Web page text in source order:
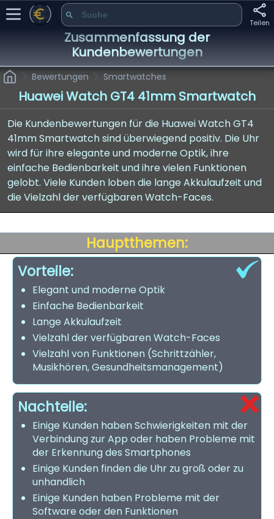
Teilen
Zusammenfassung der
Kundenbewertungen
Bewertungen Smartwatches
Huawei Watch GT4 41mm Smartwatch
Die Kundenbewertungen für die Huawei Watch GT4
41mm Smartwatch sind überwiegend positiv. Die Uhr
wird für ihre elegante und moderne Optik, ihre
einfache Bedienbarkeit und ihre vielen Funktionen
gelobt. Viele Kunden loben die lange Akkulaufzeit und
die Vielzahl der verfügbaren Watch-Faces.
Hauptthemen:
Vorteile:
Elegant und moderne Optik
Einfache Bedienbarkeit
Lange Akkulaufzeit
Vielzahl der verfügbaren Watch-Faces
Vielzahl von Funktionen (Schrittzähler,
Musikhören, Gesundheitsmanagement)
Nachteile:
Einige Kunden haben Schwierigkeiten mit der
Verbindung zur App oder haben Probleme mit
der Erkennung des Smartphones
Einige Kunden finden die Uhr zu groß oder zu
unhandlich
Einige Kunden haben Probleme mit der
Software oder den Funktionen